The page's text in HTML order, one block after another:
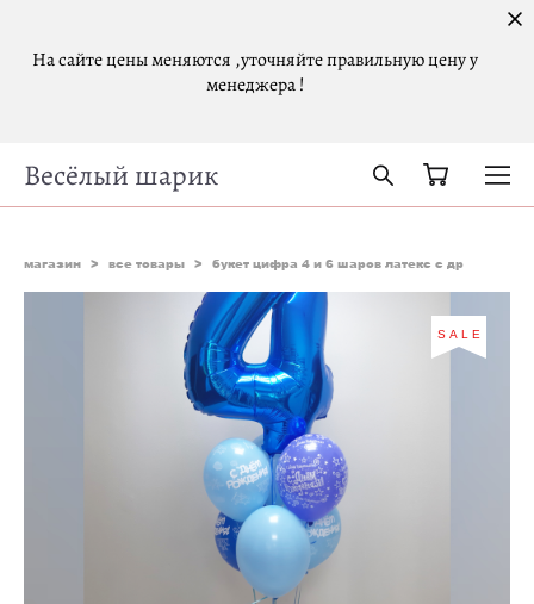
На сайте цены меняются ,уточняйте правильную цену у
менеджера !
Весёлый шарик
магазин > все товары > букет цифра 4 и 6 шаров латекс с др
SALE